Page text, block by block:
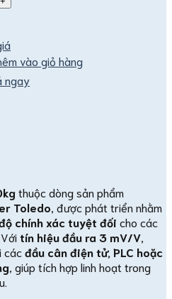
vào giỏ hàng
ngay
thuộc dòng sản phẩm
Toledo , được phát triển nhằm
chính xác tuyệt đối cho các
tín hiệu đầu ra 3 mV/V
các đầu cân điện tử, PLC hoặc
, giúp tích hợp linh hoạt trong